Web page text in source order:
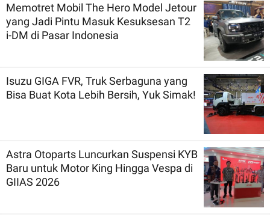
Memotret Mobil The Hero Model Jetour
yang Jadi Pintu Masuk Kesuksesan T2
i-DM di Pasar Indonesia
Isuzu GIGA FVR, Truk Serbaguna yang
Bisa Buat Kota Lebih Bersih, Yuk Simak!
Astra Otoparts Luncurkan Suspensi KYB
Baru untuk Motor King Hingga Vespa di
GIIAS 2026